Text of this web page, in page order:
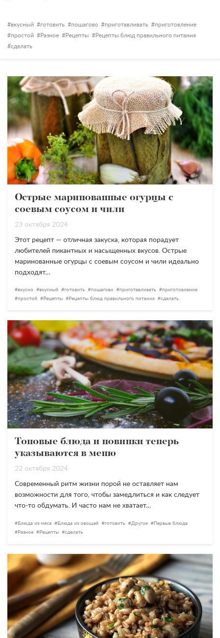
вкусный готовить пошагово приготавливать
приготовление
простой
Разное Рецепты
Рецепты блюд правильного питания
сделать
Острые маринованные огурцы с
соевым соусом и чили
23 октября 2024
Этот рецепт — отличная закуска, которая порадует
любителей пикантных и насыщенных вкусов. Острые
маринованные огурцы с соевым соусом и чили идеально
подходят…
вкусно вкусный готовить пошагово приготавливать
приготовление
простой
Рецепты Рецепты блюд правильного питания сделать
Топовые блюда и новинки теперь
указываются в меню
22 октября 2024
Современный ритм жизни порой не оставляет нам
возможности для того, чтобы замедлиться и как следует
что-то обдумать. И часто нам не хватает…
Блюда из мяса Блюда из овощей готовить Другое
Первые блюда
Разное
Рецепты сделать